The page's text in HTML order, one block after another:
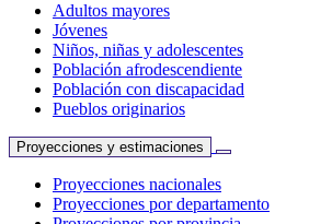
Adultos mayores
Jóvenes
Niños, niñas y adolescentes
Población afrodescendiente
Población con discapacidad
Pueblos originarios
Proyecciones y estimaciones
Proyecciones nacionales
Proyecciones por departamento